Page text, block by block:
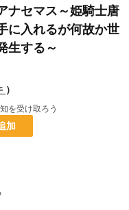
ナセマス～姫騎士唐
に入れるが何故か世
生する～
）
を受け取ろう
加
ィアを治めるソーディアン家の